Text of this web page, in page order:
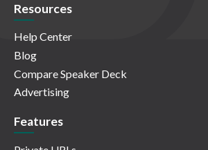
Resources
Help Center
Blog
Compare Speaker Deck
Advertising
Features